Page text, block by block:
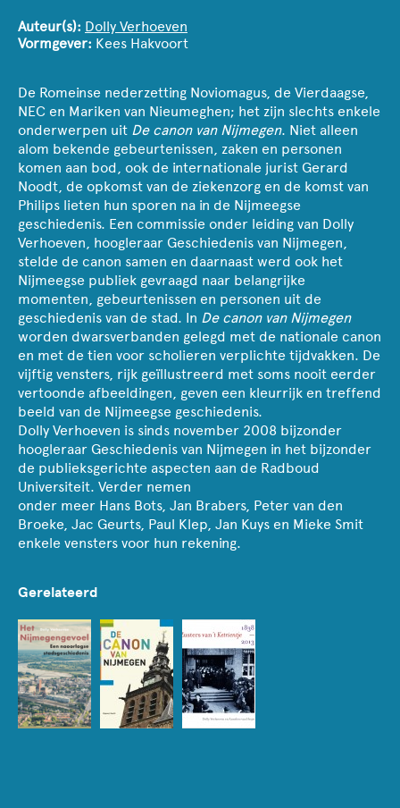
Auteur(s): Dolly Verhoeven
Vormgever: Kees Hakvoort
De Romeinse nederzetting Noviomagus, de Vierdaagse,
NEC en Mariken van Nieumeghen; het zijn slechts enkele
onderwerpen uit De canon van Nijmegen. Niet alleen
alom bekende gebeurtenissen, zaken en personen
komen aan bod, ook de internationale jurist Gerard
Noodt, de opkomst van de ziekenzorg en de komst van
Philips lieten hun sporen na in de Nijmeegse
geschiedenis. Een commissie onder leiding van Dolly
Verhoeven, hoogleraar Geschiedenis van Nijmegen,
stelde de canon samen en daarnaast werd ook het
Nijmeegse publiek gevraagd naar belangrijke
momenten, gebeurtenissen en personen uit de
geschiedenis van de stad. In De canon van Nijmegen
worden dwarsverbanden gelegd met de nationale canon
en met de tien voor scholieren verplichte tijdvakken. De
vijftig vensters, rijk geïllustreerd met soms nooit eerder
vertoonde afbeeldingen, geven een kleurrijk en treffend
beeld van de Nijmeegse geschiedenis.
Dolly Verhoeven is sinds november 2008 bijzonder
hoogleraar Geschiedenis van Nijmegen in het bijzonder
de publieksgerichte aspecten aan de Radboud
Universiteit. Verder nemen
onder meer Hans Bots, Jan Brabers, Peter van den
Broeke, Jac Geurts, Paul Klep, Jan Kuys en Mieke Smit
enkele vensters voor hun rekening.
Gerelateerd